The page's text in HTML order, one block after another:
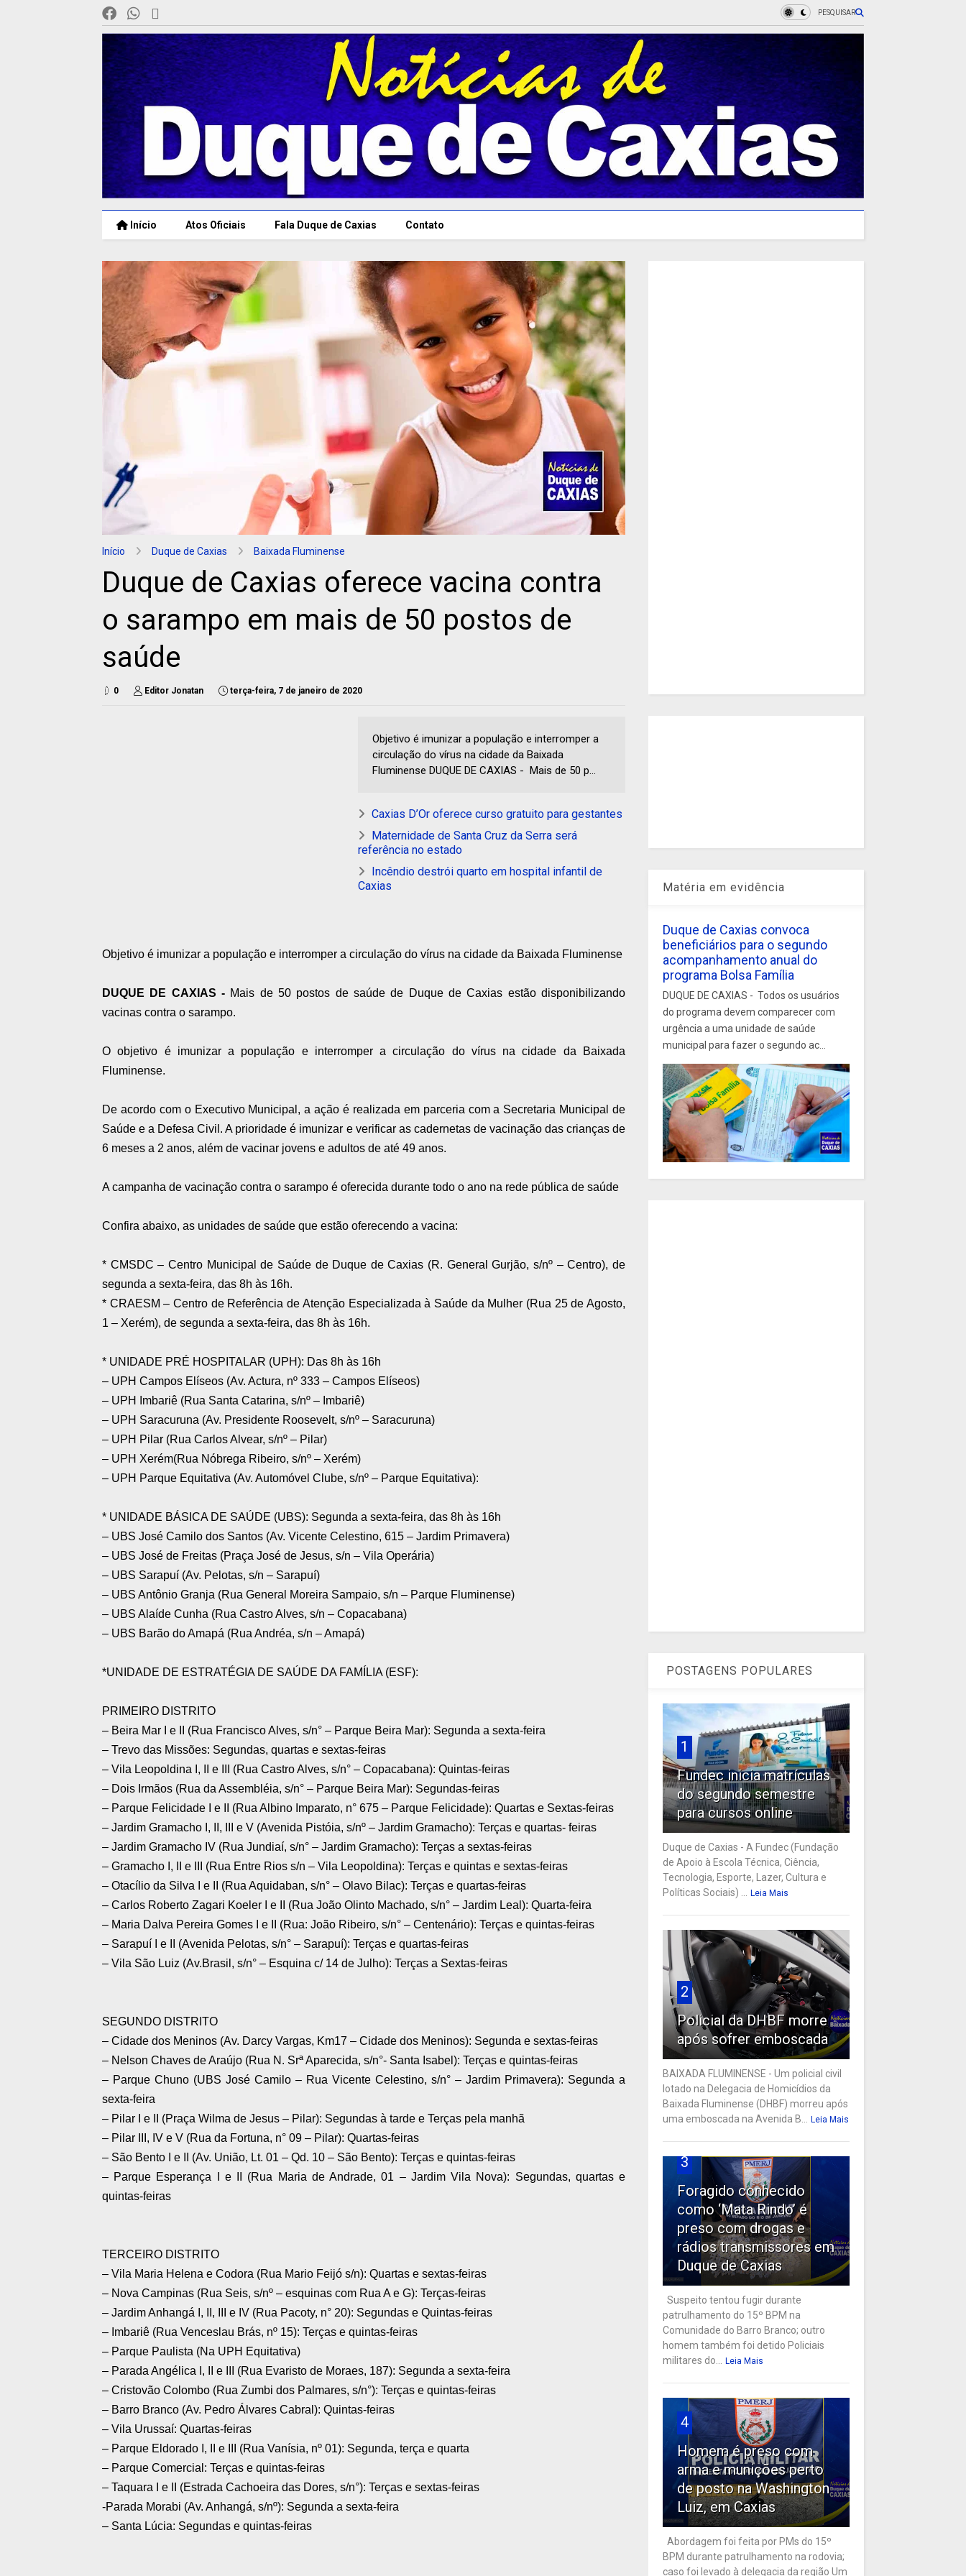
PESQUISAR
Início Atos Oficiais Fala Duque de Caxias Contato
Início Duque de Caxias Baixada Fluminense
Duque de Caxias oferece vacina contra
o sarampo em mais de 50 postos de
saúde
0 Editor Jonatan terça-feira, 7 de janeiro de 2020
Objetivo é imunizar a população e interromper a
circulação do vírus na cidade da Baixada
Fluminense DUQUE DE CAXIAS - Mais de 50 p...
Caxias D’Or oferece curso gratuito para gestantes
Maternidade de Santa Cruz da Serra será
referência no estado
Incêndio destrói quarto em hospital infantil de
Caxias
Objetivo é imunizar a população e interromper a circulação do vírus na cidade da Baixada Fluminense
DUQUE DE CAXIAS - Mais de 50 postos de saúde de Duque de Caxias estão disponibilizando
vacinas contra o sarampo.
O objetivo é imunizar a população e interromper a circulação do vírus na cidade da Baixada
Fluminense.
De acordo com o Executivo Municipal, a ação é realizada em parceria com a Secretaria Municipal de
Saúde e a Defesa Civil. A prioridade é imunizar e verificar as cadernetas de vacinação das crianças de
6 meses a 2 anos, além de vacinar jovens e adultos de até 49 anos.
A campanha de vacinação contra o sarampo é oferecida durante todo o ano na rede pública de saúde
Confira abaixo, as unidades de saúde que estão oferecendo a vacina:
* CMSDC – Centro Municipal de Saúde de Duque de Caxias (R. General Gurjão, s/nº – Centro), de
segunda a sexta-feira, das 8h às 16h.
* CRAESM – Centro de Referência de Atenção Especializada à Saúde da Mulher (Rua 25 de Agosto,
1 – Xerém), de segunda a sexta-feira, das 8h às 16h.
* UNIDADE PRÉ HOSPITALAR (UPH): Das 8h às 16h
– UPH Campos Elíseos (Av. Actura, nº 333 – Campos Elíseos)
– UPH Imbariê (Rua Santa Catarina, s/nº – Imbariê)
– UPH Saracuruna (Av. Presidente Roosevelt, s/nº – Saracuruna)
– UPH Pilar (Rua Carlos Alvear, s/nº – Pilar)
– UPH Xerém(Rua Nóbrega Ribeiro, s/nº – Xerém)
– UPH Parque Equitativa (Av. Automóvel Clube, s/nº – Parque Equitativa):
* UNIDADE BÁSICA DE SAÚDE (UBS): Segunda a sexta-feira, das 8h às 16h
– UBS José Camilo dos Santos (Av. Vicente Celestino, 615 – Jardim Primavera)
– UBS José de Freitas (Praça José de Jesus, s/n – Vila Operária)
– UBS Sarapuí (Av. Pelotas, s/n – Sarapuí)
– UBS Antônio Granja (Rua General Moreira Sampaio, s/n – Parque Fluminense)
– UBS Alaíde Cunha (Rua Castro Alves, s/n – Copacabana)
– UBS Barão do Amapá (Rua Andréa, s/n – Amapá)
*UNIDADE DE ESTRATÉGIA DE SAÚDE DA FAMÍLIA (ESF):
PRIMEIRO DISTRITO
– Beira Mar I e II (Rua Francisco Alves, s/n° – Parque Beira Mar): Segunda a sexta-feira
– Trevo das Missões: Segundas, quartas e sextas-feiras
– Vila Leopoldina I, II e III (Rua Castro Alves, s/n° – Copacabana): Quintas-feiras
– Dois Irmãos (Rua da Assembléia, s/n° – Parque Beira Mar): Segundas-feiras
– Parque Felicidade I e II (Rua Albino Imparato, n° 675 – Parque Felicidade): Quartas e Sextas-feiras
– Jardim Gramacho I, II, III e V (Avenida Pistóia, s/nº – Jardim Gramacho): Terças e quartas- feiras
– Jardim Gramacho IV (Rua Jundiaí, s/n° – Jardim Gramacho): Terças a sextas-feiras
– Gramacho I, II e III (Rua Entre Rios s/n – Vila Leopoldina): Terças e quintas e sextas-feiras
– Otacílio da Silva I e II (Rua Aquidaban, s/n° – Olavo Bilac): Terças e quartas-feiras
– Carlos Roberto Zagari Koeler I e II (Rua João Olinto Machado, s/n° – Jardim Leal): Quarta-feira
– Maria Dalva Pereira Gomes I e II (Rua: João Ribeiro, s/n° – Centenário): Terças e quintas-feiras
– Sarapuí I e II (Avenida Pelotas, s/n° – Sarapuí): Terças e quartas-feiras
– Vila São Luiz (Av.Brasil, s/n° – Esquina c/ 14 de Julho): Terças a Sextas-feiras
SEGUNDO DISTRITO
– Cidade dos Meninos (Av. Darcy Vargas, Km17 – Cidade dos Meninos): Segunda e sextas-feiras
– Nelson Chaves de Araújo (Rua N. Srª Aparecida, s/n°- Santa Isabel): Terças e quintas-feiras
– Parque Chuno (UBS José Camilo – Rua Vicente Celestino, s/n° – Jardim Primavera): Segunda a
sexta-feira
– Pilar I e II (Praça Wilma de Jesus – Pilar): Segundas à tarde e Terças pela manhã
– Pilar III, IV e V (Rua da Fortuna, n° 09 – Pilar): Quartas-feiras
– São Bento I e II (Av. União, Lt. 01 – Qd. 10 – São Bento): Terças e quintas-feiras
– Parque Esperança I e II (Rua Maria de Andrade, 01 – Jardim Vila Nova): Segundas, quartas e
quintas-feiras
TERCEIRO DISTRITO
– Vila Maria Helena e Codora (Rua Mario Feijó s/n): Quartas e sextas-feiras
– Nova Campinas (Rua Seis, s/nº – esquinas com Rua A e G): Terças-feiras
– Jardim Anhangá I, II, III e IV (Rua Pacoty, n° 20): Segundas e Quintas-feiras
– Imbariê (Rua Venceslau Brás, nº 15): Terças e quintas-feiras
– Parque Paulista (Na UPH Equitativa)
– Parada Angélica I, II e III (Rua Evaristo de Moraes, 187): Segunda a sexta-feira
– Cristovão Colombo (Rua Zumbi dos Palmares, s/n°): Terças e quintas-feiras
– Barro Branco (Av. Pedro Álvares Cabral): Quintas-feiras
– Vila Urussaí: Quartas-feiras
– Parque Eldorado I, II e III (Rua Vanísia, nº 01): Segunda, terça e quarta
– Parque Comercial: Terças e quintas-feiras
– Taquara I e II (Estrada Cachoeira das Dores, s/n°): Terças e sextas-feiras
-Parada Morabi (Av. Anhangá, s/nº): Segunda a sexta-feira
– Santa Lúcia: Segundas e quintas-feiras
Matéria em evidência
Duque de Caxias convoca
beneficiários para o segundo
acompanhamento anual do
programa Bolsa Família
DUQUE DE CAXIAS - Todos os usuários
do programa devem comparecer com
urgência a uma unidade de saúde
municipal para fazer o segundo ac...
POSTAGENS POPULARES
1
Fundec inicia matrículas
do segundo semestre
para cursos online
Duque de Caxias - A Fundec (Fundação
de Apoio à Escola Técnica, Ciência,
Tecnologia, Esporte, Lazer, Cultura e
Políticas Sociais) ...
Leia Mais
2
Policial da DHBF morre
após sofrer emboscada
BAIXADA FLUMINENSE - Um policial civil
lotado na Delegacia de Homicídios da
Baixada Fluminense (DHBF) morreu após
uma emboscada na Avenida B...
Leia Mais
3
Foragido conhecido
como ‘Mata Rindo’ é
preso com drogas e
rádios transmissores em
Duque de Caxias
Suspeito tentou fugir durante
patrulhamento do 15º BPM na
Comunidade do Barro Branco; outro
homem também foi detido Policiais
militares do...
Leia Mais
4
Homem é preso com
arma e munições perto
de posto na Washington
Luiz, em Caxias
Abordagem foi feita por PMs do 15º
BPM durante patrulhamento na rodovia;
caso foi levado à delegacia da região Um